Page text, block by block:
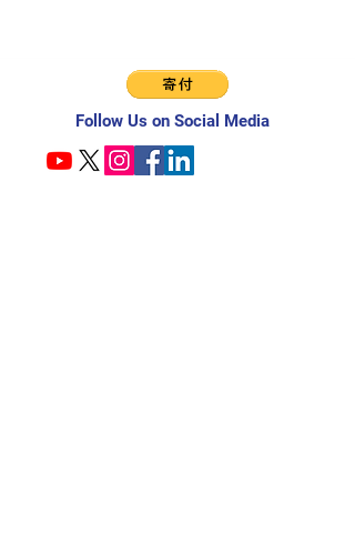
Follow Us on Social Media